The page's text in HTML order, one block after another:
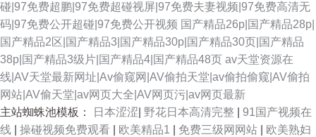
碰|97免费超鹏|97免费超碰视屏|97免费夫妻视频|97免费高清无
码|97免费公开超碰|97免费公开视频 国产精品26p|国产精品28p|
国产精品2区|国产精品3|国产精品30p|国产精品30页|国产精品
38p|国产精品3级片|国产精品4|国产精品48页 av天堂资源在
线|AV天堂最新网址|Av偷窥网|AV偷拍天堂|av偷拍偷窥|AV偷拍
网站|AV偷天堂|av网页大全|AV网页污|av网页最新
主站蜘蛛池模板：
日本涩涩 野花日本高清完整
91国产视频在
线
操碰视频免费观看 欧美精品1 免费三级网网站
欧美熟妇